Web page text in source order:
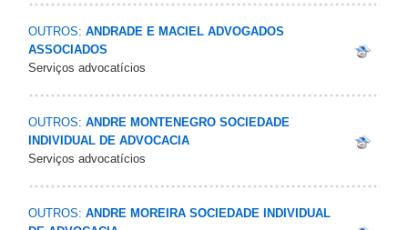
OUTROS: ANDRADE E MACIEL ADVOGADOS
ASSOCIADOS
Serviços advocatícios
OUTROS: ANDRE MONTENEGRO SOCIEDADE
INDIVIDUAL DE ADVOCACIA
Serviços advocatícios
OUTROS: ANDRE MOREIRA SOCIEDADE INDIVIDUAL